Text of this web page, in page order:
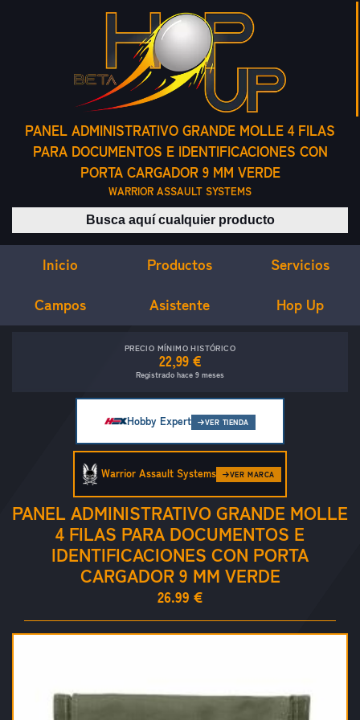
PANEL ADMINISTRATIVO GRANDE MOLLE 4 FILAS
PARA DOCUMENTOS E IDENTIFICACIONES CON
PORTA CARGADOR 9 MM VERDE
WARRIOR ASSAULT SYSTEMS
Buscar productos
Inicio Productos Servicios
Campos Asistente Hop Up
PRECIO MÍNIMO HISTÓRICO
22,99 €
Registrado hace 9 meses
Hobby Expert VER TIENDA
PANEL ADMINISTRATIVO GRANDE MOLLE
4 FILAS PARA DOCUMENTOS E
IDENTIFICACIONES CON PORTA
CARGADOR 9 MM VERDE
26.99 €
Warrior Assault Systems VER MARCA